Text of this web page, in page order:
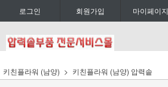
로그인 회원가입 마이페이지
키친플라워 (남양) 키친플라워 (남양) 압력솥